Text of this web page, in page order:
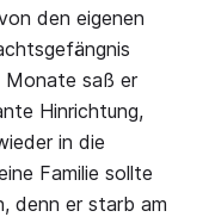
den eigenen
Monate saß er
Hinrichtung,
in die
Familie sollte
denn er starb am